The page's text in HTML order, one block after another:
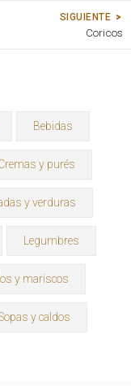
SIGUIENTE
Coricos
Bebidas
y purés
y verduras
Legumbres
y mariscos
y caldos